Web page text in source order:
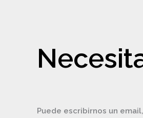
Puede escribirnos un